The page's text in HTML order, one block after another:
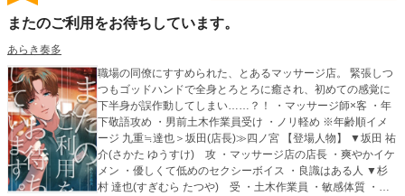
る五皇子は夏紅炫を斃したのち、おのれを助けてくれた鳳凰族の皇子と結ばれ、
父の跡を継いで新たな天帝に即位する。 このまま原作どおりに主人公を虐待す
る悪の九尾となり、討伐されるわけにはいかない。 紅炫が生き残るための、五
皇子の養母として奮闘する日々がはじまった。 同作品はムーンライトノベルズ
（https://novel18.syosetu.com/n2524ln/）にも掲載しております。 ※中華風ファ
ンタジーな転生もの義母BL。 ※虐げられていた天帝の五皇子×悪役に転生した
小説家 ※ハッピーエンド。 ※本文中、特に性描写がある場合は＋、流血描写に
は＋＋をつけています。 ※閲覧はすべて自己責任でお願いいたします。
またのご利用をお待ちしています。
あらき奏多
職場の同僚にすすめられた、とあるマッサージ店。 緊張しつ
つもゴッドハンドで全身とろとろに癒され、初めての感覚に
下半身が誤作動してしまい……？！ ・マッサージ師×客 ・年
下敬語攻め ・男前土木作業員受け ・ノリ軽め ※年齢順イメ
ージ 九重≒達也＞坂田(店長)≫四ノ宮 【登場人物】 ▼坂田 祐
介(さかた ゆうすけ) 攻 ・マッサージ店の店長 ・爽やかイケ
メン ・優しくて低めのセクシーボイス ・良識はある人 ▼杉
村 達也(すぎむら たつや) 受 ・土木作業員 ・敏感体質 ・快